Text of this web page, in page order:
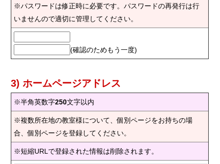
※パスワードは修正時に必要です。パスワードの再発行は行
いませんので適切に管理してください。
(確認のためもう一度)
3) ホームページアドレス
※半角英数字250文字以内
※複数所在地の教室様について、個別ページをお持ちの場
合、個別ページを登録してください。
※短縮URLで登録された情報は削除されます。